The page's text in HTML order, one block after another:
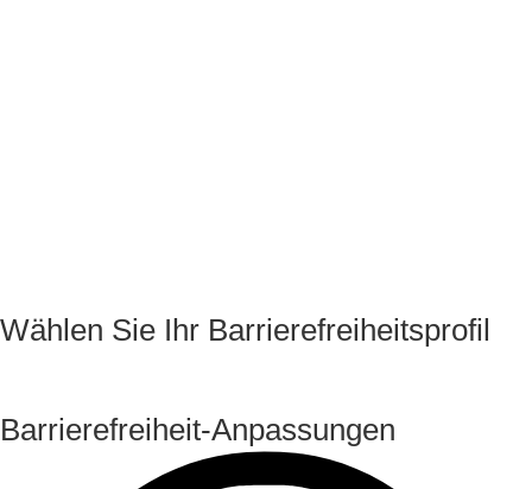
Barrierefreiheit-Anpassungen
Wählen Sie Ihr Barrierefreiheitsprofil